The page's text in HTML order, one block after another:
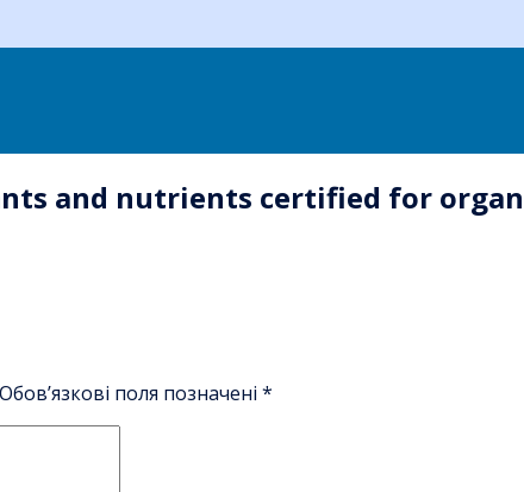
and nutrients certified for
Обов’язкові поля позначені *